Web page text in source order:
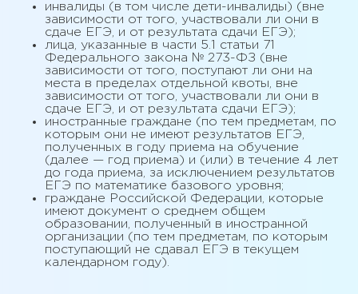
инвалиды (в том числе дети-инвалиды) (вне
зависимости от того, участвовали ли они в
сдаче ЕГЭ, и от результата сдачи ЕГЭ);
лица, указанные в части 5.1 статьи 71
Федерального закона № 273-ФЗ (вне
зависимости от того, поступают ли они на
места в пределах отдельной квоты, вне
зависимости от того, участвовали ли они в
сдаче ЕГЭ, и от результата сдачи ЕГЭ);
иностранные граждане (по тем предметам, по
которым они не имеют результатов ЕГЭ,
полученных в году приема на обучение
(далее — год приема) и (или) в течение 4 лет
до года приема, за исключением результатов
ЕГЭ по математике базового уровня;
граждане Российской Федерации, которые
имеют документ о среднем общем
образовании, полученный в иностранной
организации (по тем предметам, по которым
поступающий не сдавал ЕГЭ в текущем
календарном году).